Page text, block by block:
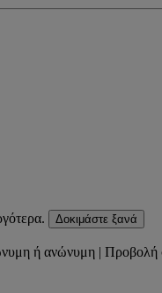
Δοκιμάστε ξανά
ή ανώνυμη | Προβολή